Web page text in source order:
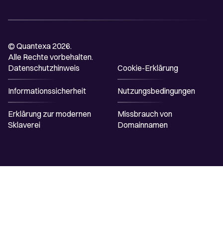
© Quantexa 2026.
Alle Rechte vorbehalten.
Datenschutzhinweis
Cookie-Erklärung
Informationssicherheit Nutzungsbedingungen
Erklärung zur modernen
Sklaverei
Missbrauch von
Domainnamen